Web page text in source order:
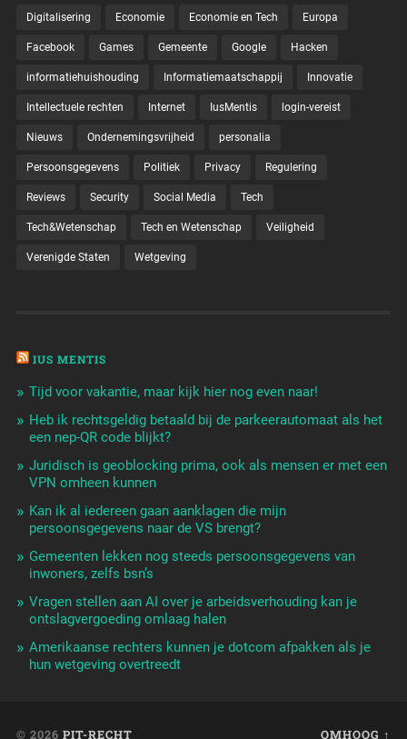
Digitalisering Economie Economie en Tech Europa
Facebook Games Gemeente Google Hacken
informatiehuishouding Informatiemaatschappij Innovatie
Intellectuele rechten Internet IusMentis login-vereist
Nieuws Ondernemingsvrijheid personalia
Persoonsgegevens Politiek Privacy Regulering
Reviews Security Social Media Tech
Tech&Wetenschap Tech en Wetenschap Veiligheid
Verenigde Staten Wetgeving
IUS MENTIS
Tijd voor vakantie, maar kijk hier nog even naar!
Heb ik rechtsgeldig betaald bij de parkeerautomaat als het
een nep-QR code blijkt?
Juridisch is geoblocking prima, ook als mensen er met een
VPN omheen kunnen
Kan ik al iedereen gaan aanklagen die mijn
persoonsgegevens naar de VS brengt?
Gemeenten lekken nog steeds persoonsgegevens van
inwoners, zelfs bsn’s
Vragen stellen aan AI over je arbeidsverhouding kan je
ontslagvergoeding omlaag halen
Amerikaanse rechters kunnen je dotcom afpakken als je
hun wetgeving overtreedt
© 2026 PIT-RECHT OMHOOG ↑